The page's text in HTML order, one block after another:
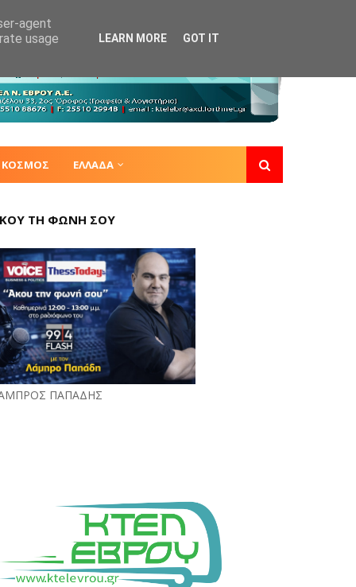
ΚΟΣΜΟΣ ΕΛΛΑΔΑ
ΤΗ ΦΩΝΗ ΣΟΥ
ΠΑΠΑΔΗΣ
agent
usage
LEARN MORE GOT IT